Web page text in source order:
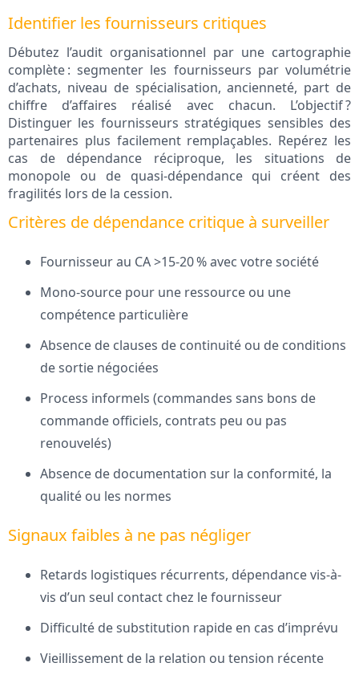
Identifier les fournisseurs critiques
Débutez l’audit organisationnel par une cartographie
complète : segmenter les fournisseurs par volumétrie
d’achats, niveau de spécialisation, ancienneté, part de
chiffre d’affaires réalisé avec chacun. L’objectif ?
Distinguer les fournisseurs stratégiques sensibles des
partenaires plus facilement remplaçables. Repérez les
cas de dépendance réciproque, les situations de
monopole ou de quasi-dépendance qui créent des
fragilités lors de la cession.
Critères de dépendance critique à surveiller
Fournisseur au CA >15-20 % avec votre société
Mono-source pour une ressource ou une
compétence particulière
Absence de clauses de continuité ou de conditions
de sortie négociées
Process informels (commandes sans bons de
commande officiels, contrats peu ou pas
renouvelés)
Absence de documentation sur la conformité, la
qualité ou les normes
Signaux faibles à ne pas négliger
Retards logistiques récurrents, dépendance vis-à-
vis d’un seul contact chez le fournisseur
Difficulté de substitution rapide en cas d’imprévu
Vieillissement de la relation ou tension récente